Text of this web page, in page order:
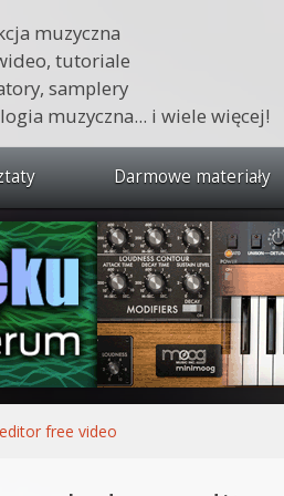
muzyczna
tutoriale
samplery
muzyczna... i wiele więcej!
kursy i warsztaty
🔥
w praktyce
podstaw
Darmowe materiały
free video